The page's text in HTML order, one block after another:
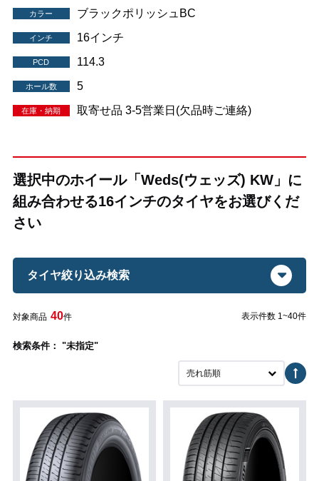
カラー ブラックポリッシュBC
インチ 16インチ
PCD 114.3
ホール数 5
在庫・納期 取寄せ品 3-5営業日(欠品時ご連絡)
選択中のホイール「Weds(ウェッズ) KW」に
組み合わせる16インチのタイヤをお選びくだ
さい
タイヤ絞り込み検索
対象商品 40件 表示件数 1~40件
検索条件： "未指定"
売れ筋順